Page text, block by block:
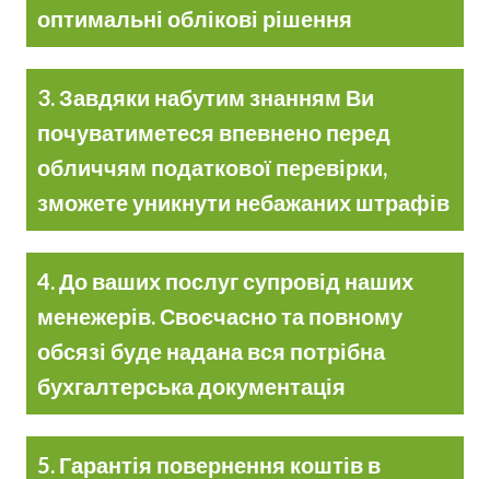
оптимальні облікові рішення
3. Завдяки набутим знанням Ви
почуватиметеся впевнено перед
обличчям податкової перевірки,
зможете уникнути небажаних штрафів
4. До ваших послуг супровід наших
менежерів. Своєчасно та повному
обсязі буде надана вся потрібна
бухгалтерська документація
5. Гарантія повернення коштів в